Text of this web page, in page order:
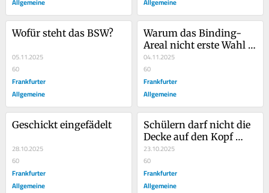
Wofür steht das BSW?
05.11.2025
60
Frankfurter
Allgemeine
Warum das Binding-
Areal nicht erste Wahl
ist
04.11.2025
60
Frankfurter
Allgemeine
Geschickt eingefädelt
28.10.2025
60
Frankfurter
Allgemeine
Schülern darf nicht die
Decke auf den Kopf
fallen
23.10.2025
60
Frankfurter
Allgemeine